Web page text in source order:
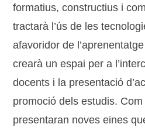
formatius, constructius i
tractarà l’ús de les
afavoridor de
crearà un espai per a
docents i la presentació
promoció dels estudis.
presentaran noves eines